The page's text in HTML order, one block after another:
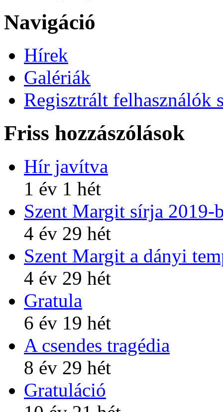
Navigáció
Hírek
Galériák
Regisztrált felhasználók
Friss hozzászólások
Hír javítva
1 év 1 hét
Szent Margit sírja 2019-
4 év 29 hét
Szent Margit a dányi
4 év 29 hét
Gratula
6 év 19 hét
A csendes tragédia
8 év 29 hét
Gratuláció